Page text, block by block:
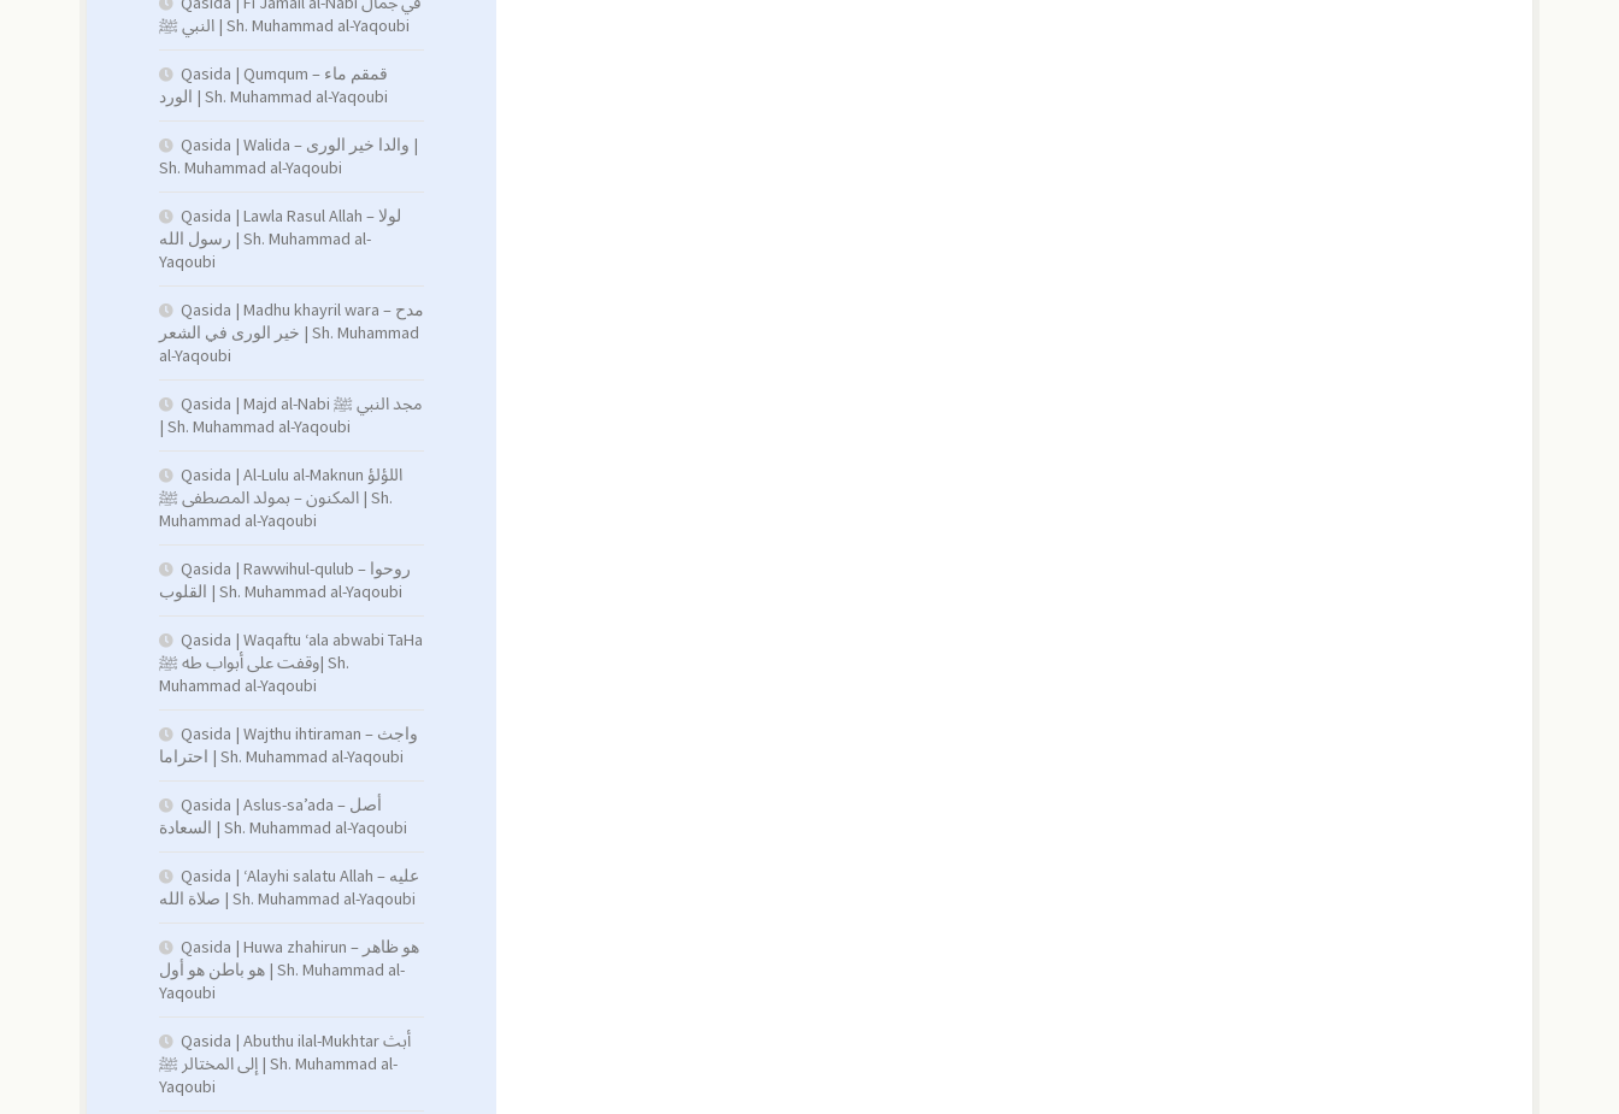
النبي ﷺ | Sh. Muhammad al-Yaqoubi
Qasida | Qumqum – قمقم ماء
الورد | Sh. Muhammad al-Yaqoubi
Qasida | Walida – والدا خير الورى |
Sh. Muhammad al-Yaqoubi
Qasida | Lawla Rasul Allah – لولا
رسول الله | Sh. Muhammad al-
Yaqoubi
Qasida | Madhu khayril wara – مدح
خير الورى في الشعر | Sh. Muhammad
al-Yaqoubi
Qasida | Majd al-Nabi مجد النبي ﷺ
| Sh. Muhammad al-Yaqoubi
Qasida | Al-Lulu al-Maknun اللؤلؤ
المكنون – بمولد المصطفى ﷺ | Sh.
Muhammad al-Yaqoubi
Qasida | Rawwihul-qulub – روحوا
القلوب | Sh. Muhammad al-Yaqoubi
Qasida | Waqaftu ‘ala abwabi TaHa
وقفت على أبواب طه ﷺ| Sh.
Muhammad al-Yaqoubi
Qasida | Wajthu ihtiraman – واجث
احتراما | Sh. Muhammad al-Yaqoubi
Qasida | Aslus-sa’ada – أصل
السعادة | Sh. Muhammad al-Yaqoubi
Qasida | ‘Alayhi salatu Allah – عليه
صلاة الله | Sh. Muhammad al-Yaqoubi
Qasida | Huwa zhahirun – هو ظاهر
هو باطن هو أول | Sh. Muhammad al-
Yaqoubi
Qasida | Abuthu ilal-Mukhtar أبث
إلى المختالر ﷺ | Sh. Muhammad al-
Yaqoubi